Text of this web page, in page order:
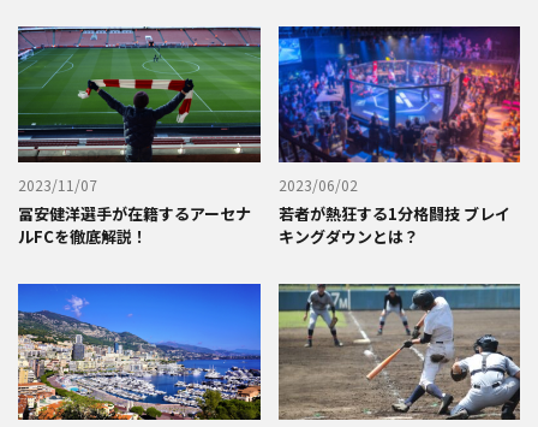
2023/11/07
冨安健洋選手が在籍するアーセナ
ルFCを徹底解説！
2023/06/02
若者が熱狂する1分格闘技 ブレイ
キングダウンとは？